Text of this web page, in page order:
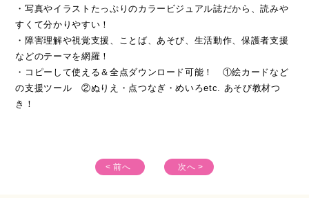
●ことばを引き出すあそび「音韻意識を育てる」／田中春野
●思いに寄り添う保護者対応「海外にルーツのある保護者」 ／徳
田克己・西村実穂
他多数
★コピーして使える！ ダウンロードできる！ 特別付録
３）個別の指導計画＆おたより文例 ／酒井幸子
・写真やイラストたっぷりのカラービジュアル誌だから、読みや
すくて分かりやすい！
・障害理解や視覚支援、ことば、あそび、生活動作、保護者支援
などのテーマを網羅！
・コピーして使える＆全点ダウンロード可能！ ①絵カードなど
の支援ツール ②ぬりえ・点つなぎ・めいろetc. あそび教材つ
き！
< 前へ 次へ >